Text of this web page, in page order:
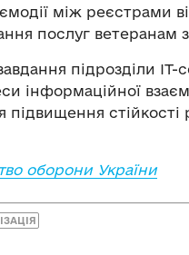
між реєстрами
послуг
підрозділи
інформаційної
підвищення стійкості
оборони України